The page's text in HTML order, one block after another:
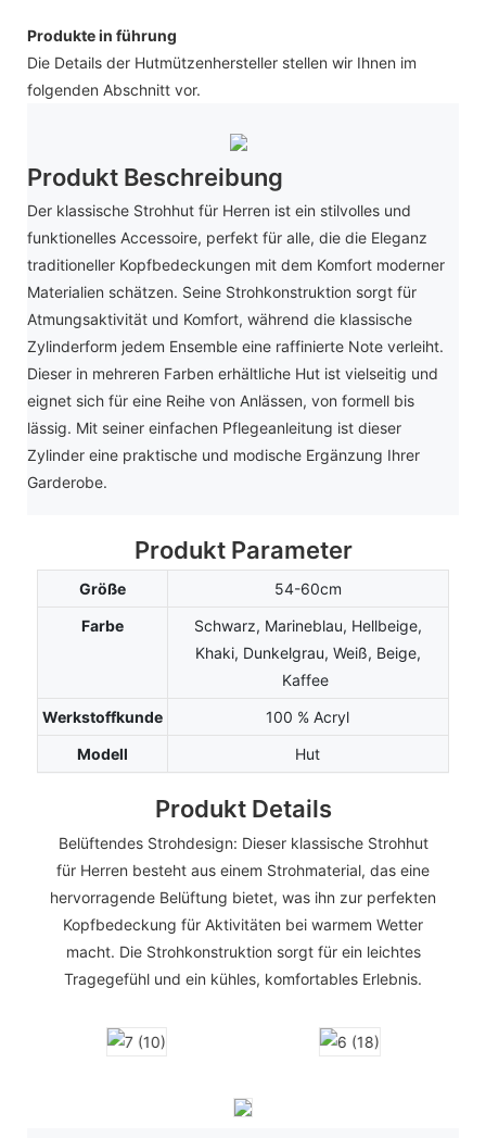
Produkte in führung
Die Details der Hutmützenhersteller stellen wir Ihnen im
folgenden Abschnitt vor.
Produkt Beschreibung
Der klassische Strohhut für Herren ist ein stilvolles und
funktionelles Accessoire, perfekt für alle, die die Eleganz
traditioneller Kopfbedeckungen mit dem Komfort moderner
Materialien schätzen. Seine Strohkonstruktion sorgt für
Atmungsaktivität und Komfort, während die klassische
Zylinderform jedem Ensemble eine raffinierte Note verleiht.
Dieser in mehreren Farben erhältliche Hut ist vielseitig und
eignet sich für eine Reihe von Anlässen, von formell bis
lässig. Mit seiner einfachen Pflegeanleitung ist dieser
Zylinder eine praktische und modische Ergänzung Ihrer
Garderobe.
Produkt Parameter
Größe
54-60cm
Farbe
Schwarz, Marineblau, Hellbeige,
Khaki, Dunkelgrau, Weiß, Beige,
Kaffee
Werkstoffkunde
100 % Acryl
Modell
Hut
Produkt Details
Belüftendes Strohdesign: Dieser klassische Strohhut
für Herren besteht aus einem Strohmaterial, das eine
hervorragende Belüftung bietet, was ihn zur perfekten
Kopfbedeckung für Aktivitäten bei warmem Wetter
macht. Die Strohkonstruktion sorgt für ein leichtes
Tragegefühl und ein kühles, komfortables Erlebnis.